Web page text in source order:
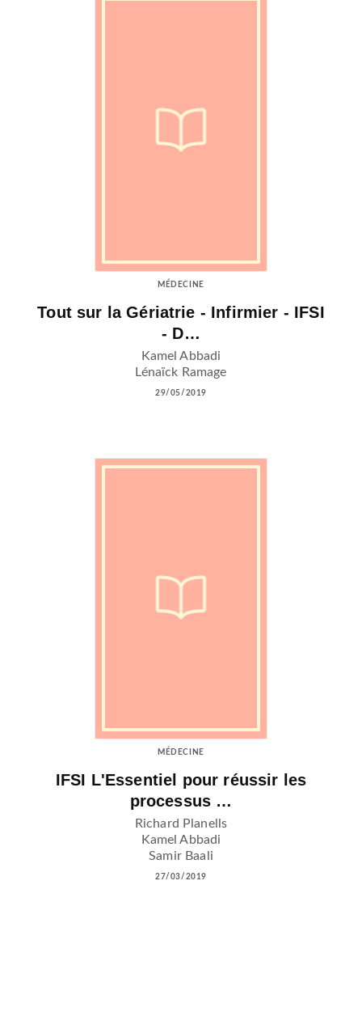
MÉDECINE
Tout sur la Gériatrie - Infirmier - IFSI
- D…
Kamel Abbadi
Lénaïck Ramage
29/05/2019
MÉDECINE
IFSI L'Essentiel pour réussir les
processus …
Richard Planells
Kamel Abbadi
Samir Baali
27/03/2019